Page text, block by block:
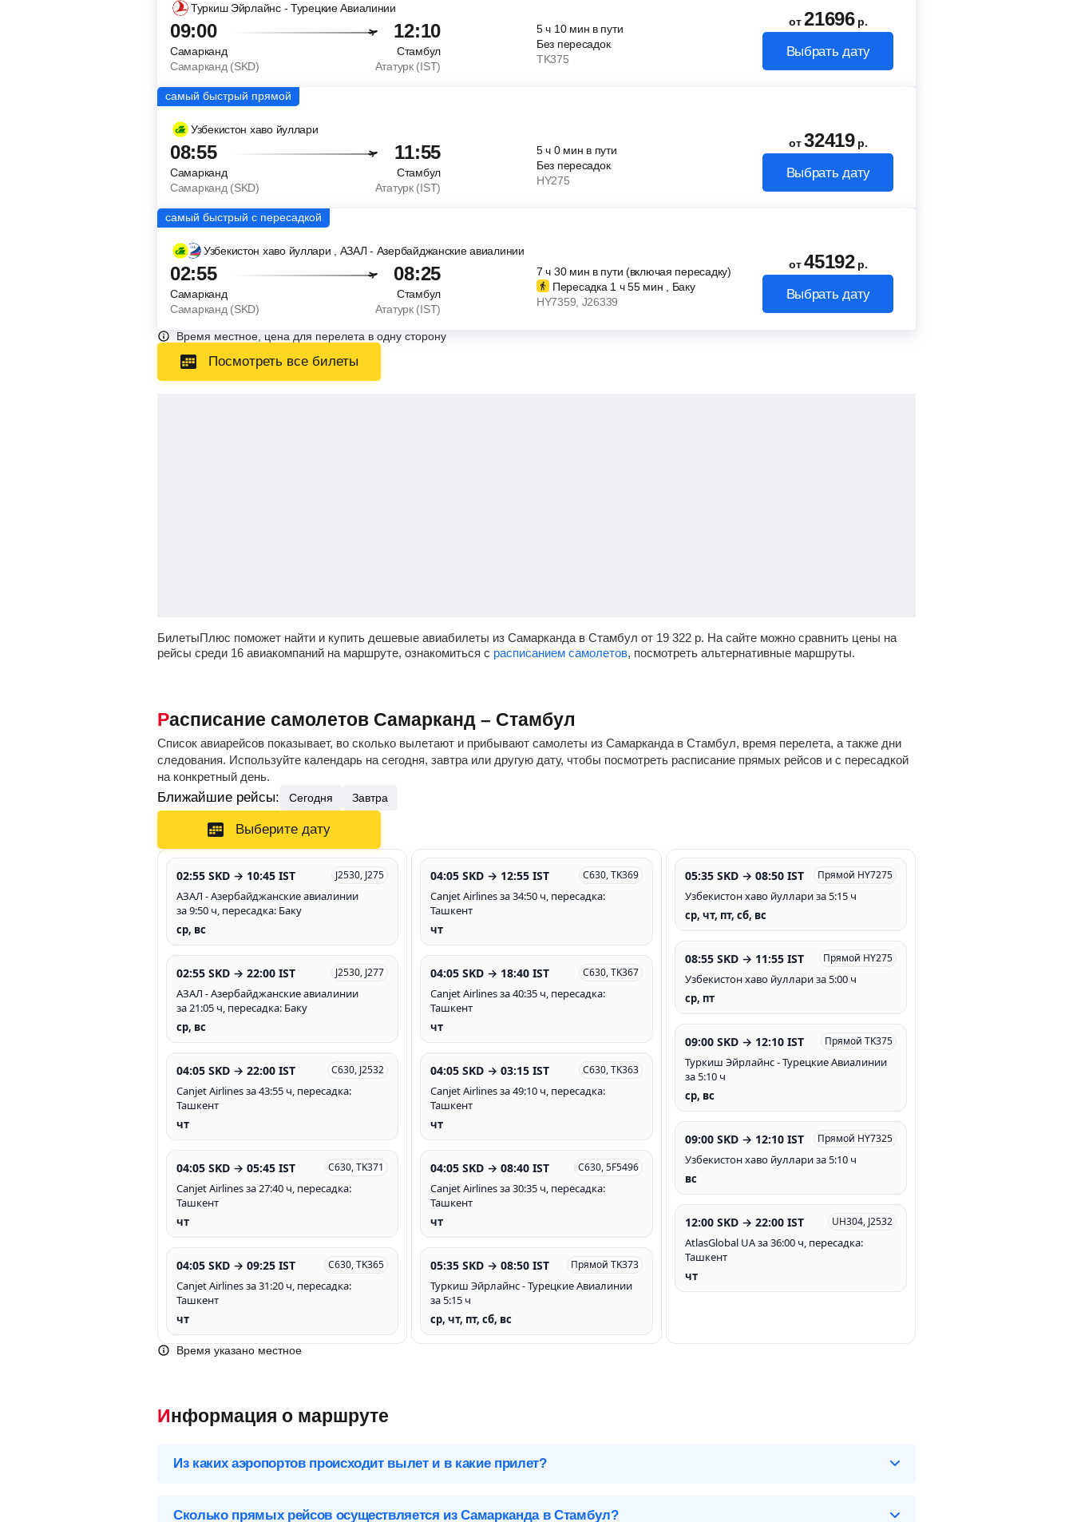
Туркиш Эйрлайнс - Турецкие Авиалинии
09:00 12:10
Самарканд
Стамбул
Самарканд (SKD)
Ататурк (IST)
5ч 10 мин в пути
Без пересадок
TK375
от21696 р.
Выбрать дату
Узбекистон хаво йуллари
08:55 11:55
Самарканд
Стамбул
Самарканд (SKD)
Ататурк (IST)
5ч 0 мин в пути
Без пересадок
HY275
от32419 р.
Выбрать дату
Узбекистон хаво йуллари , АЗАЛ - Азербайджанские авиалинии
02:55 08:25
Самарканд
Стамбул
Самарканд (SKD)
Ататурк (IST)
7ч 30 мин в пути (включая пересадку)
Пересадка 1 ч55 мин , Баку
HY7359 , J26339
от45192 р.
Выбрать дату
Время местное, цена для перелета в одну сторону
Посмотреть все билеты
БилетыПлюс поможет найти и купить дешевые авиабилеты из Самарканда в Стамбул от 19 322 р. На сайте можно сравнить цены на
рейсы среди 16 авиакомпаний на маршруте, ознакомиться с расписанием самолетов, посмотреть альтернативные маршруты.
Расписание самолетов Самарканд – Стамбул
Список авиарейсов показывает, во сколько вылетают и прибывают самолеты из Самарканда в Стамбул, время перелета, а также дни
следования. Используйте календарь на сегодня, завтра или другую дату, чтобы посмотреть расписание прямых рейсов и с пересадкой
на конкретный день.
Ближайшие рейсы: Сегодня Завтра
Выберите дату
02:55 SKD → 10:45 IST J2530, J275
АЗАЛ - Азербайджанские авиалинии
за 9:50 ч, пересадка: Баку
ср, вс
02:55 SKD → 22:00 IST J2530, J277
АЗАЛ - Азербайджанские авиалинии
за 21:05 ч, пересадка: Баку
ср, вс
04:05 SKD → 22:00 IST C630, J2532
Canjet Airlines за 43:55 ч, пересадка:
Ташкент
чт
04:05 SKD → 05:45 IST C630, TK371
Canjet Airlines за 27:40 ч, пересадка:
Ташкент
чт
04:05 SKD → 09:25 IST C630, TK365
Canjet Airlines за 31:20 ч, пересадка:
Ташкент
чт
04:05 SKD → 12:55 IST C630, TK369
Canjet Airlines за 34:50 ч, пересадка:
Ташкент
чт
04:05 SKD → 18:40 IST C630, TK367
Canjet Airlines за 40:35 ч, пересадка:
Ташкент
чт
04:05 SKD → 03:15 IST C630, TK363
Canjet Airlines за 49:10 ч, пересадка:
Ташкент
чт
04:05 SKD → 08:40 IST C630, 5F5496
Canjet Airlines за 30:35 ч, пересадка:
Ташкент
чт
05:35 SKD → 08:50 IST Прямой TK373
Туркиш Эйрлайнс - Турецкие Авиалинии
за 5:15 ч
ср, чт, пт, сб, вс
05:35 SKD → 08:50 IST Прямой HY7275
Узбекистон хаво йуллари за 5:15 ч
ср, чт, пт, сб, вс
08:55 SKD → 11:55 IST Прямой HY275
Узбекистон хаво йуллари за 5:00 ч
ср, пт
09:00 SKD → 12:10 IST Прямой TK375
Туркиш Эйрлайнс - Турецкие Авиалинии
за 5:10 ч
ср, вс
09:00 SKD → 12:10 IST Прямой HY7325
Узбекистон хаво йуллари за 5:10 ч
вс
12:00 SKD → 22:00 IST UH304, J2532
AtlasGlobal UA за 36:00 ч, пересадка:
Ташкент
чт
Время указано местное
Информация о маршруте
Из каких аэропортов происходит вылет и в какие прилет?
Сколько прямых рейсов осуществляется из Самарканда в Стамбул?